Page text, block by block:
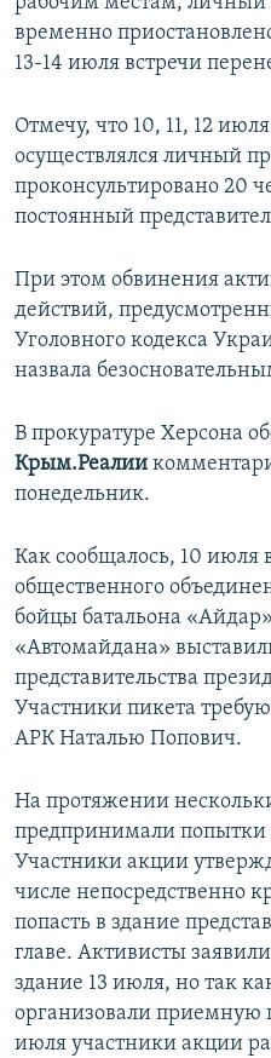
временно
13-14 июля встречи
Отмечу, что 10, 11, 12
осуществлялся личный
проконсультировано 20
постоянный
При этом обвинения
действий,
Уголовного кодекса
назвала
В прокуратуре Херсона
Крым.Реалии
понедельник.
Как сообщалось, 10 июля
общественного
бойцы батальона
«Автомайдана»
представительства
Участники пикета
АРК Наталью Попович.
На протяжении
предпринимали попытки
Участники акции
числе непосредственно
попасть в здание
главе. Активисты
здание 13 июля, но так
организовали приемную
июля участники акции